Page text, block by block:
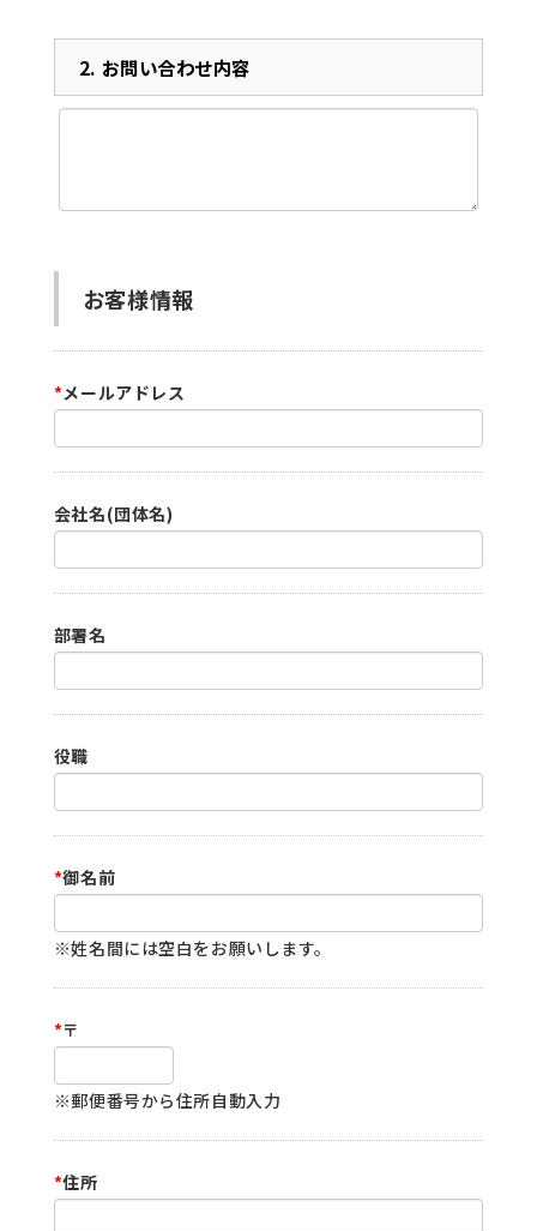
2. お問い合わせ内容
お客様情報
*メールアドレス
会社名(団体名)
部署名
役職
*御名前
※姓名間には空白をお願いします。
*〒
※郵便番号から住所自動入力
*住所